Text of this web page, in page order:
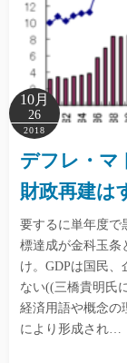
10月
26
2018
デフレ・マ
財政再建は
要するに単年度で
標達成が金科玉条
け。GDPは国民
ない((三橋貴明氏
経済用語や概念の
により形成され…